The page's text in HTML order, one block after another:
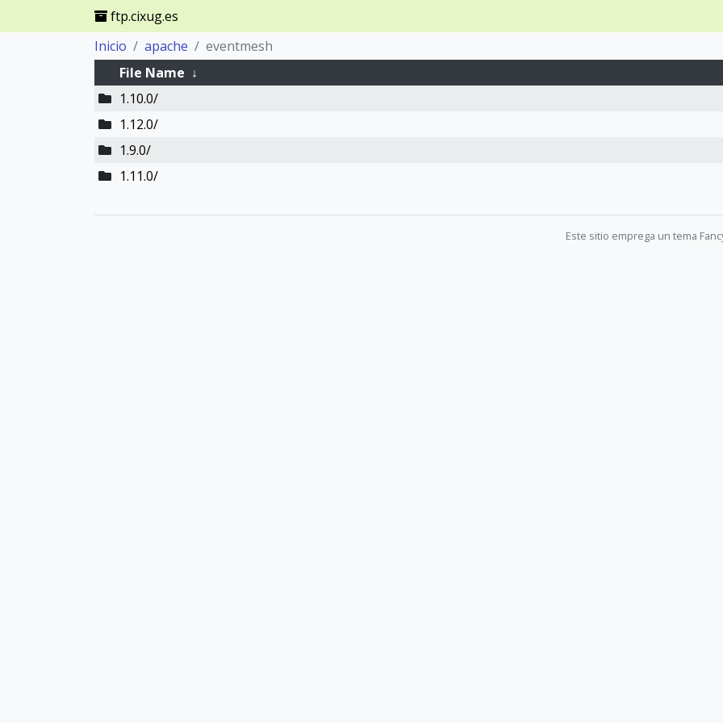
ftp.cixug.es
Inicio
apache
eventmesh
File Name ↓
1.10.0/
1.12.0/
1.9.0/
1.11.0/
Este sitio emprega un tema